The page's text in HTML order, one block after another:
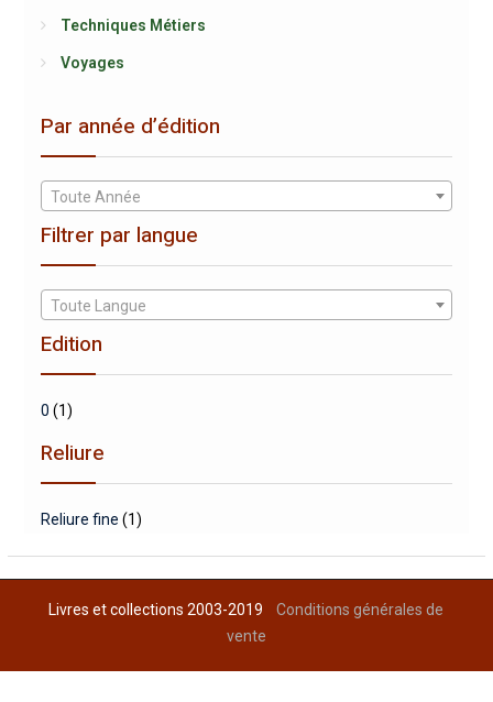
Techniques Métiers
Voyages
Par année d’édition
Toute Année
Filtrer par langue
Toute Langue
Edition
0 (1)
Reliure
Reliure fine (1)
Livres et collections 2003-2019Conditions générales de
vente